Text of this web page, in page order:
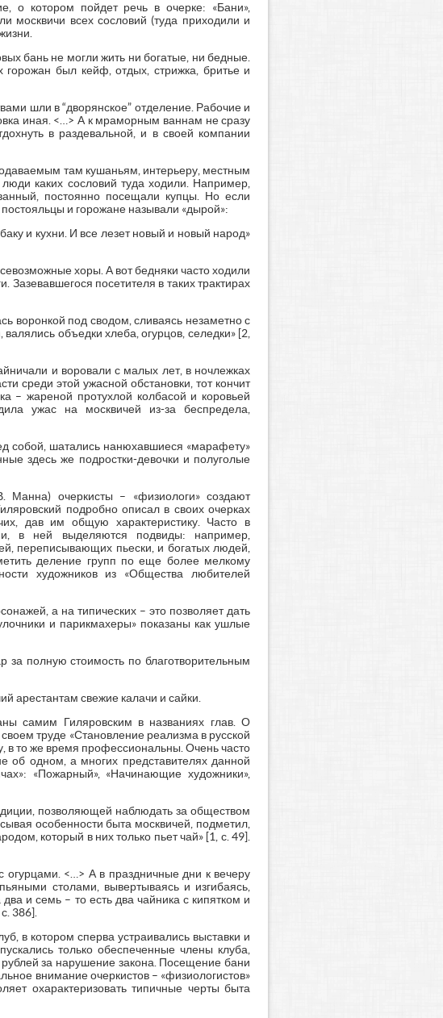
о котором пойдет речь в очерке: «Бани»,
москвичи всех сословий (туда приходили и
бань не могли жить ни богатые, ни бедные.
был кейф, отдых, стрижка, бритье и
шли в “дворянское” отделение. Рабочие и
иная. <…> А к мраморным ваннам не сразу
в раздевальной, и в своей компании
там кушаньям, интерьеру, местным
каких сословий туда ходили. Например,
постоянно посещали купцы. Но если
и горожане называли «дырой»:
и кухни. И все лезет новый и новый народ»
хоры. А вот бедняки часто ходили
Зазевавшегося посетителя в таких трактирах
воронкой под сводом, сливаясь незаметно с
объедки хлеба, огурцов, селедки» [2,
и воровали с малых лет, в ночлежках
среди этой ужасной обстановки, тот кончит
– жареной протухлой колбасой и коровьей
ужас на москвичей из-за беспредела,
собой, шатались нанюхавшиеся «марафету»
здесь же подростки-девочки и полуголые
Манна) очеркисты – «физиологи» создают
подробно описал в своих очерках
дав им общую характеристику. Часто в
в ней выделяются подвиды: например,
переписывающих пьески, и богатых людей,
деление групп по еще более мелкому
художников из «Общества любителей
а на типических – это позволяет дать
и парикмахеры» показаны как ушлые
полную стоимость по благотворительным
арестантам свежие калачи и сайки.
самим Гиляровским в названиях глав. О
труде «Становление реализма в русской
в то же время профессиональны. Очень часто
об одном, а многих представителях данной
«Пожарный», «Начинающие художники»,
позволяющей наблюдать за обществом
особенности быта москвичей, подметил,
который в них только пьет чай» [1, с. 49].
огурцами. <…> А в праздничные дни к вечеру
столами, вывертываясь и изгибаясь,
и семь – то есть два чайника с кипятком и
386].
в котором сперва устраивались выставки и
только обеспеченные члены клуба,
за нарушение закона. Посещение бани
внимание очеркистов – «физиологистов»
охарактеризовать типичные черты быта